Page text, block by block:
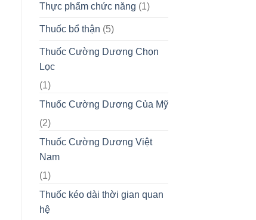
Thực phẩm chức năng (1)
Thuốc bổ thận (5)
Thuốc Cường Dương Chọn
Lọc
(1)
Thuốc Cường Dương Của Mỹ
(2)
Thuốc Cường Dương Việt
Nam
(1)
Thuốc kéo dài thời gian quan
hệ